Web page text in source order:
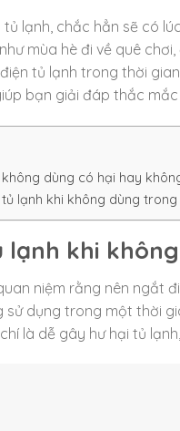
lạnh, chắc hẳn sẽ có
mùa hè đi về quê
tủ lạnh trong thời
bạn giải đáp thắc
dùng có hại hay
lạnh khi không dùng
lạnh khi
niệm rằng nên ngắt
sử dụng trong một thời
là dễ gây hư hại tủ